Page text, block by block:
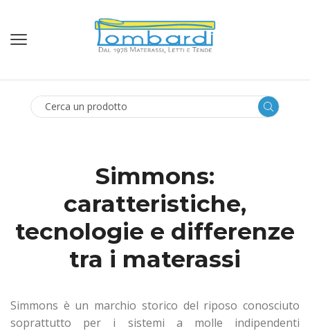
Simmons:
caratteristiche,
tecnologie e differenze
tra i materassi
Simmons è un marchio storico del riposo conosciuto
soprattutto per i sistemi a molle indipendenti